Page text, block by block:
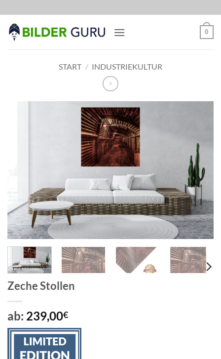
Inhalt
springen
0
START / INDUSTRIEKULTUR
Zeche Stollen
ab: 239,00€